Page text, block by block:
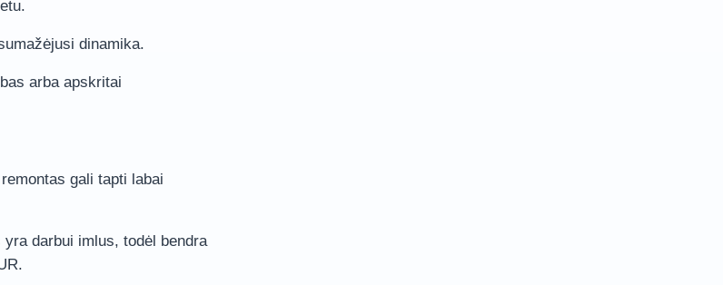
dinamika.
arba apskritai
gali tapti labai
darbui imlus, todėl bendra